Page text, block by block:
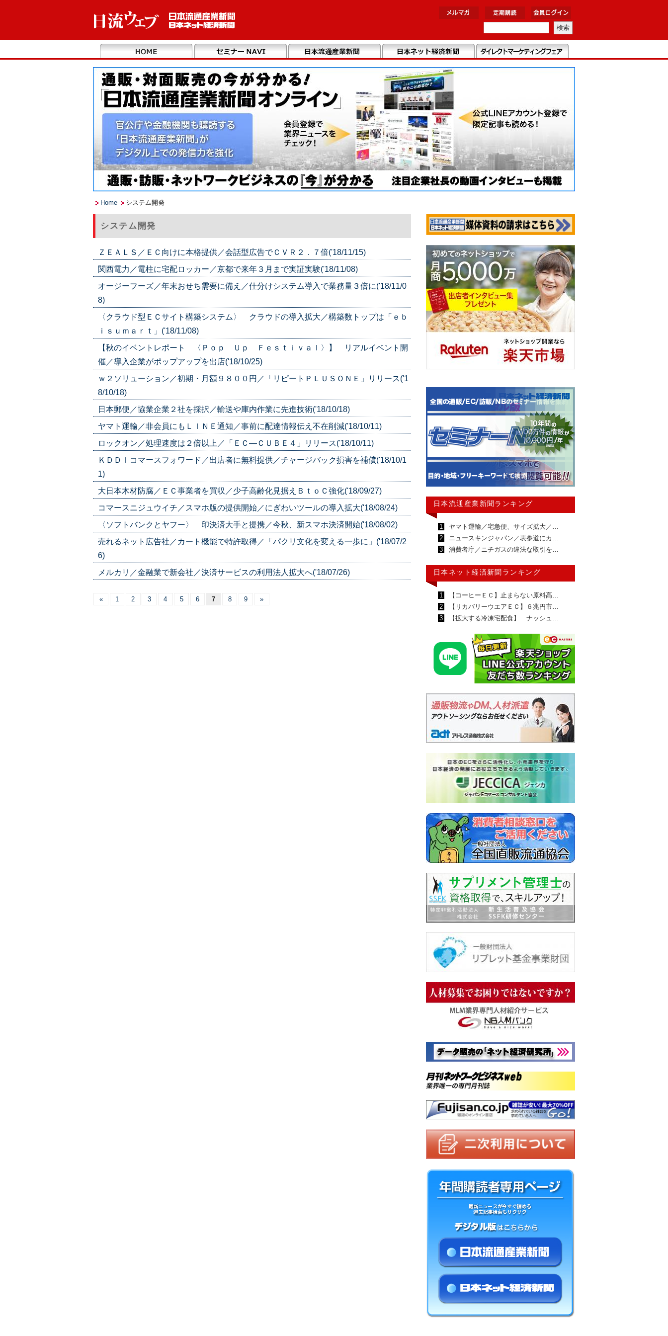
Home システム開発
システム開発
ＺＥＡＬＳ／ＥＣ向けに本格提供／会話型広告でＣＶＲ２．７倍('18/11/15)
関西電力／電柱に宅配ロッカー／京都で来年３月まで実証実験('18/11/08)
オージーフーズ／年末おせち需要に備え／仕分けシステム導入で業務量３倍に('18/11/0
8)
〈クラウド型ＥＣサイト構築システム〉 クラウドの導入拡大／構築数トップは「ｅｂ
ｉｓｕｍａｒｔ」('18/11/08)
【秋のイベントレポート 〈Ｐｏｐ Ｕｐ Ｆｅｓｔｉｖａｌ〉】 リアルイベント開
催／導入企業がポップアップを出店('18/10/25)
ｗ２ソリューション／初期・月額９８００円／「リピートＰＬＵＳＯＮＥ」リリース('1
8/10/18)
日本郵便／協業企業２社を採択／輸送や庫内作業に先進技術('18/10/18)
ヤマト運輸／非会員にもＬＩＮＥ通知／事前に配達情報伝え不在削減('18/10/11)
ロックオン／処理速度は２倍以上／「ＥＣ—ＣＵＢＥ４」リリース('18/10/11)
ＫＤＤＩコマースフォワード／出店者に無料提供／チャージバック損害を補償('18/10/1
1)
大日本木材防腐／ＥＣ事業者を買収／少子高齢化見据えＢｔｏＣ強化('18/09/27)
コマースニジュウイチ／スマホ版の提供開始／にぎわいツールの導入拡大('18/08/24)
〈ソフトバンクとヤフー〉 印決済大手と提携／今秋、新スマホ決済開始('18/08/02)
売れるネット広告社／カート機能で特許取得／「パクリ文化を変える一歩に」('18/07/2
6)
メルカリ／金融業で新会社／決済サービスの利用法人拡大へ('18/07/26)
« 1 2 3 4 5 6 7 8 9 »
日本流通産業新聞ランキング
1
ヤマト運輸／宅急便、サイズ拡大／…
2
ニュースキンジャパン／表参道にカ…
3
消費者庁／ニチガスの違法な取引を…
日本ネット経済新聞ランキング
1
【コーヒーＥＣ】止まらない原料高…
2
【リカバリーウエアＥＣ】６兆円市…
3
【拡大する冷凍宅配食】 ナッシュ…